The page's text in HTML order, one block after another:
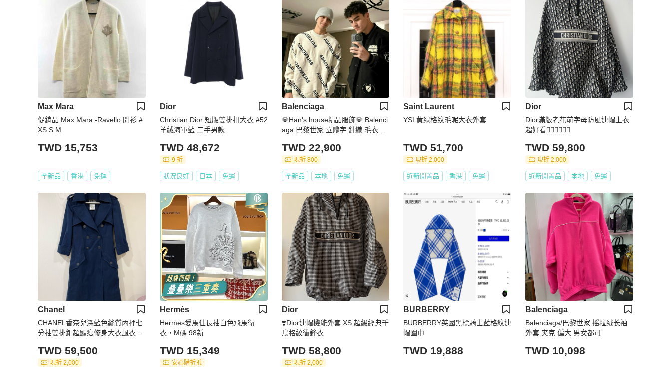
Max Mara
促銷品 Max Mara -Ravello 開衫 #
XS S M
TWD 15,753
全新品 香港 免運
Dior
Christian Dior 短版雙排扣大衣 #52
羊絨海軍藍 二手男款
TWD 48,672
9 折
狀況良好 日本 免運
Balenciaga
💎Han's house精品服飾💎 Balenci
aga 巴黎世家 立體字 針織 毛衣 可
面穿 現貨 Ｓ 原價39000
TWD 22,900
現折 800
全新品 本地 免運
Saint Laurent
YSL黄绿格纹毛呢大衣外套
TWD 51,700
現折 2,000
近新閒置品 香港 免運
Dior
Dior滿版老花前字母防風連帽上衣
超好看❤️‍🔥❤️‍🔥❤️‍🔥
TWD 59,800
現折 2,000
近新閒置品 本地 免運
Chanel
CHANEL香奈兒深藍色絲質內裡七
分袖雙排釦超顯瘦修身大衣風衣外
TWD 59,500
現折 2,000
Hermès
Hermes愛馬仕長袖白色飛馬衛
衣，M碼 98新
TWD 15,349
安心購折抵
Dior
❣️Dior連帽機能外套 XS 超級經典千
鳥格紋衝鋒衣
TWD 58,800
現折 2,000
BURBERRY
BURBERRY英國黑標騎士藍格紋連
帽圍巾
TWD 19,888
Balenciaga
Balenciaga/巴黎世家 摇粒绒长袖
外套 夹克 偏大 男女都可
TWD 10,098